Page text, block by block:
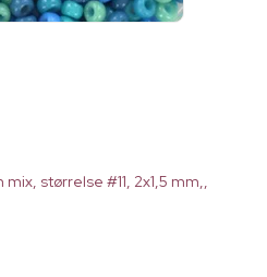
størrelse #11, 2x1,5 mm,,